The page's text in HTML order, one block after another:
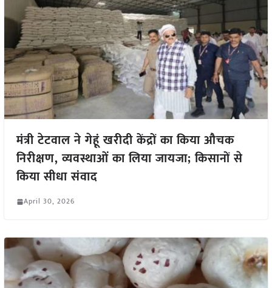
मंत्री टेटवाल ने गेहूं खरीदी केंद्रों का किया औचक
निरीक्षण, व्यवस्थाओं का लिया जायजा; किसानों से
किया सीधा संवाद
April 30, 2026